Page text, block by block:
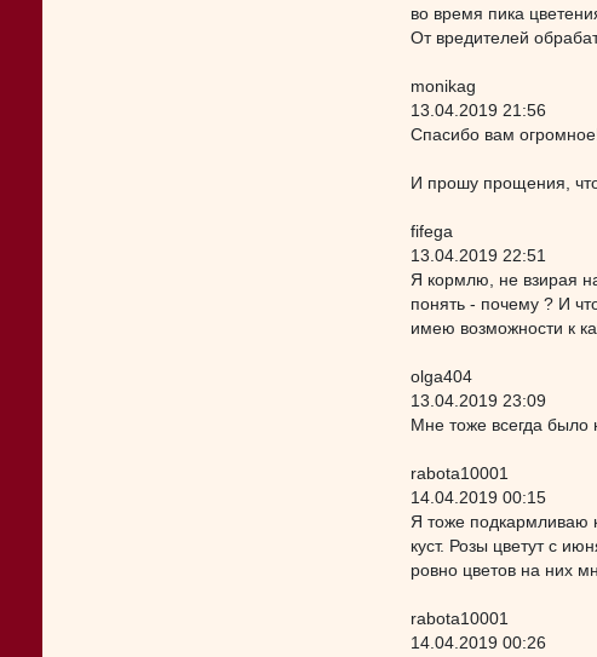
во время пика
От вредителей
monikag
13.04.2019 21:56
Спасибо вам
И прошу прощения,
fifega
13.04.2019 22:51
Я кормлю, не взирая
понять - почему ? И
имею возможности к
olga404
13.04.2019 23:09
Мне тоже всегда было
rabota10001
14.04.2019 00:15
Я тоже подкармливаю
куст. Розы цветут с
ровно цветов на них
rabota10001
14.04.2019 00:26